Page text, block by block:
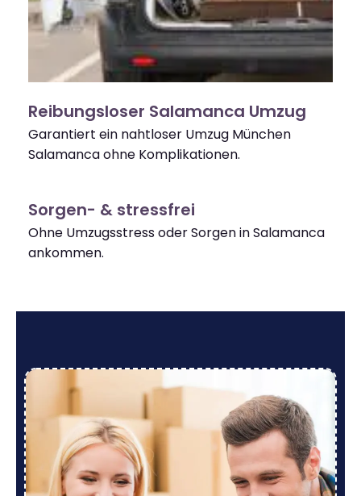
Reibungsloser Salamanca Umzug
Garantiert ein nahtloser Umzug München
Salamanca ohne Komplikationen.
Sorgen- & stressfrei
Ohne Umzugsstress oder Sorgen in Salamanca
ankommen.